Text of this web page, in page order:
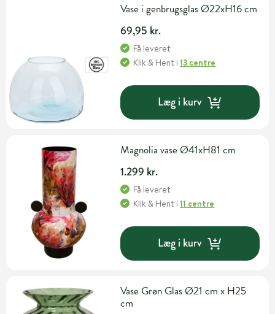
Vase i genbrugsglas Ø22xH16 cm
69,95 kr.
Få leveret
Klik & Hent i13 centre
Læg i kurv
Magnolia vase Ø41xH81 cm
1.299 kr.
Få leveret
Klik & Hent i11 centre
Læg i kurv
Vase Grøn Glas Ø21 cm x H25
cm